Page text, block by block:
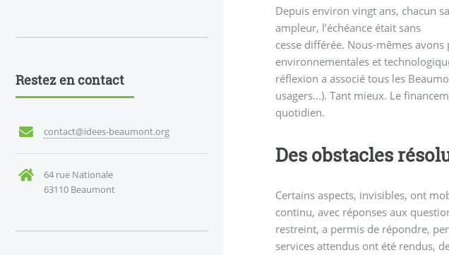
Depuis environ vingt ans, chacun
ampleur, l’échéance était sans
cesse différée. Nous-mêmes
environnementales et
réflexion a associé tous les
usagers...). Tant mieux. Le
quotidien.
Des obstacles
Certains aspects, invisibles, ont
continu, avec réponses aux
restreint, a permis de répondre,
services attendus ont été rendus,
Restez en contact
contact@idees-beaumont.org
64 rue Nationale
63110 Beaumont